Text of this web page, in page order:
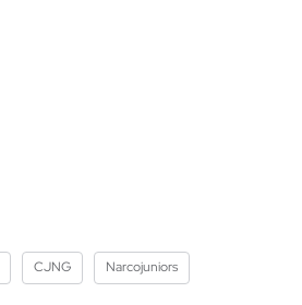
CJNG Narcojuniors